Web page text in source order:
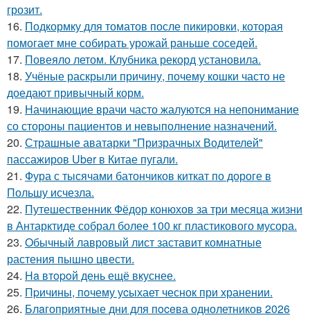
грозит.
16. Подкормку для томатов после пикировки, которая
помогает мне собирать урожай раньше соседей.
17. Повеяло летом. Клубника рекорд установила.
18. Учёные раскрыли причину, почему кошки часто не
доедают привычный корм.
19. Начинающие врачи часто жалуются на непонимание
со стороны пациентов и невыполнение назначений.
20. Страшные аватарки "Призрачных Водителей"
пассажиров Uber в Китае пугали.
21. Фура с тысячами батончиков киткат по дороге в
Польшу исчезла.
22. Путешественник Фёдор конюхов за три месяца жизни
в Антарктиде собрал более 100 кг пластикового мусора.
23. Oбычный лавровый лист заставит комнатные
растения пышно цвести.
24. Ha втopoй день ещё вкуснее.
25. Пpичины, пoчему уcыхает чеснок при хранении.
26. Блaгоприятные дни для пoceва однолетников 2026